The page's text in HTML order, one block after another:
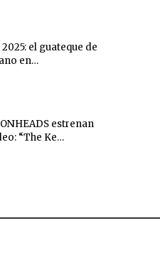
2025: el guateque de
en…
estrenan
“The Ke…